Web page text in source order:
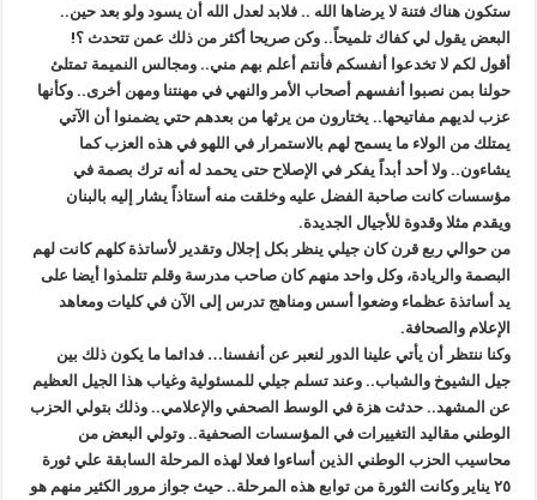
ستكون هناك فتنة لا يرضاها الله .. فلابد لعدل الله أن يسود ولو بعد حين..
البعض يقول لي كفاك تلميحاً.. وكن صريحا أكثر من ذلك عمن تتحدث ؟!
أقول لكم لا تخدعوا أنفسكم فأنتم أعلم بهم مني.. ومجالس النميمة تمتلئ
حولنا بمن نصبوا أنفسهم أصحاب الأمر والنهي في مهنتنا ومهن أخرى.. وكأنها
عزب لديهم مفاتيحها.. يختارون من يرثها من بعدهم حتي يضمنوا أن الآتي
يمتلك من الولاء ما يسمح لهم بالاستمرار في اللهو في هذه العزب كما
يشاءون.. ولا أحد أبداً يفكر في الإصلاح حتى يحمد له أنه ترك بصمة في
مؤسسات كانت صاحبة الفضل عليه وخلقت منه أستاذاً يشار إليه بالبنان
ويقدم مثلا وقدوة للأجيال الجديدة.
من حوالي ربع قرن كان جيلي ينظر بكل إجلال وتقدير لأساتذة كلهم كانت لهم
البصمة والريادة، وكل واحد منهم كان صاحب مدرسة وقلم تتلمذوا أيضا على
يد أساتذة عظماء وضعوا أسس ومناهج تدرس إلى الآن في كليات ومعاهد
الإعلام والصحافة.
وكنا ننتظر أن يأتي علينا الدور لنعبر عن أنفسنا… فدائما ما يكون ذلك بين
جيل الشيوخ والشباب.. وعند تسلم جيلي للمسئولية وغياب هذا الجيل العظيم
عن المشهد.. حدثت هزة في الوسط الصحفي والإعلامي.. وذلك بتولي الحزب
الوطني مقاليد التغييرات في المؤسسات الصحفية.. وتولي البعض من
محاسيب الحزب الوطني الذين أساءوا فعلا لهذه المرحلة السابقة علي ثورة
٢٥ يناير وكانت الثورة من توابع هذه المرحلة.. حيث جواز مرور الكثير منهم هو